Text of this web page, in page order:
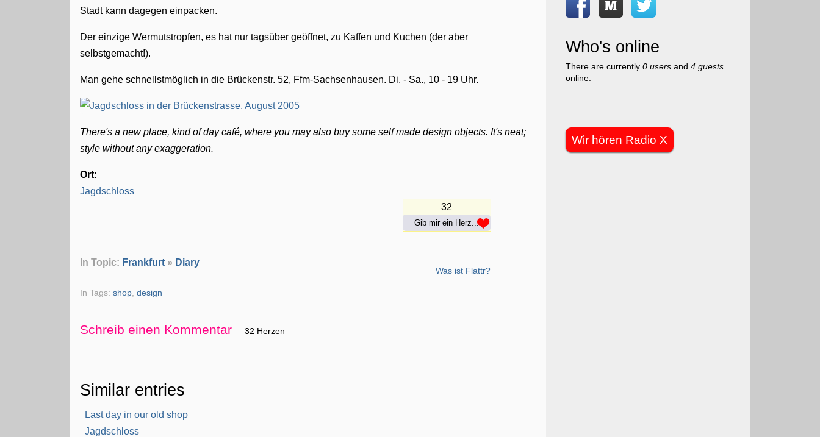
Stadt kann dagegen einpacken.
Der einzige Wermutstropfen, es hat nur tagsüber geöffnet, zu Kaffen und Kuchen (der aber
selbstgemacht!).
Man gehe schnellstmöglich in die Brückenstr. 52, Ffm-Sachsenhausen. Di. - Sa., 10 - 19 Uhr.
There's a new place, kind of day café, where you may also buy some self made design objects. It's neat;
style without any exaggeration.
Ort:
Jagdschloss
32
Gib mir ein Herz...
In Topic: Frankfurt » Diary
In Tags:shop ,design
Was ist Flattr?
Schreib einen Kommentar 32 Herzen
Similar entries
Last day in our old shop
Jagdschloss
Who's online
There are currently 0 usersand 4 guests
online.
Wir hören Radio X